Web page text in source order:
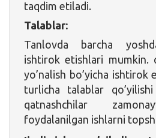
taqdim etiladi.
Talablar:
Tanlovda barcha
ishtirok etishlari mumkin.
yo’nalish bo’yicha ishtirok
turlicha talablar qo’yilishi
qatnashchilar
foydalanilgan ishlarni